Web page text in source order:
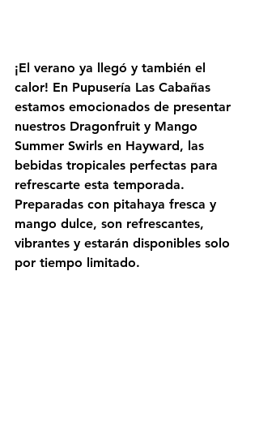
¡El verano ya llegó y también el
calor! En Pupusería Las Cabañas
estamos emocionados de presentar
nuestros Dragonfruit y Mango
Summer Swirls en Hayward, las
bebidas tropicales perfectas para
refrescarte esta temporada.
Preparadas con pitahaya fresca y
mango dulce, son refrescantes,
vibrantes y estarán disponibles solo
por tiempo limitado.